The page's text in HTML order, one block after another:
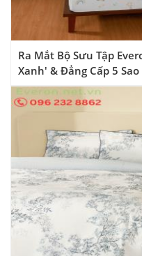
Ra Mắt Bộ Sưu Tập
Xanh' & Đẳng Cấp 5 Sao